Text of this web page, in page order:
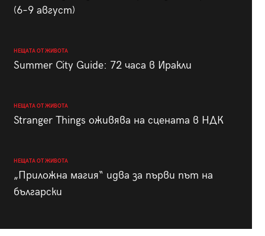
(6–9 август)
НЕЩАТА ОТ ЖИВОТА
Summer City Guide: 72 часа в Иракли
НЕЩАТА ОТ ЖИВОТА
Stranger Things оживява на сцената в НДК
НЕЩАТА ОТ ЖИВОТА
„Приложна магия“ идва за първи път на
български